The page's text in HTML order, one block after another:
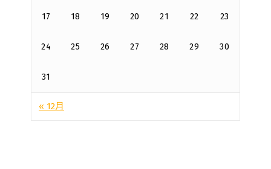
17 18 19 20 21 22 23
24 25 26 27 28 29 30
31
« 12月